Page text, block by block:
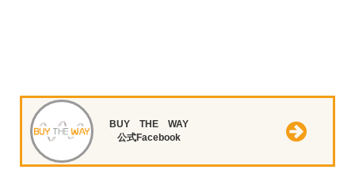
BUY THE WAY
公式Facebook